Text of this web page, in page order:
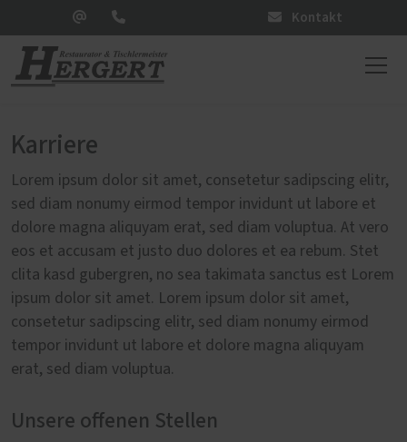
Kontakt
Karriere
Lorem ipsum dolor sit amet, consetetur sadipscing elitr,
sed diam nonumy eirmod tempor invidunt ut labore et
dolore magna aliquyam erat, sed diam voluptua. At vero
eos et accusam et justo duo dolores et ea rebum. Stet
clita kasd gubergren, no sea takimata sanctus est Lorem
ipsum dolor sit amet. Lorem ipsum dolor sit amet,
consetetur sadipscing elitr, sed diam nonumy eirmod
tempor invidunt ut labore et dolore magna aliquyam
erat, sed diam voluptua.
Unsere offenen Stellen